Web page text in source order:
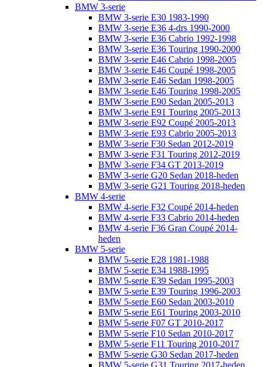
BMW 3-serie
BMW 3-serie E30 1983-1990
BMW 3-serie E36 4-drs 1990-2000
BMW 3-serie E36 Cabrio 1992-1998
BMW 3-serie E36 Touring 1990-2000
BMW 3-serie E46 Cabrio 1998-2005
BMW 3-serie E46 Coupé 1998-2005
BMW 3-serie E46 Sedan 1998-2005
BMW 3-serie E46 Touring 1998-2005
BMW 3-serie E90 Sedan 2005-2013
BMW 3-serie E91 Touring 2005-2013
BMW 3-serie E92 Coupé 2005-2013
BMW 3-serie E93 Cabrio 2005-2013
BMW 3-serie F30 Sedan 2012-2019
BMW 3-serie F31 Touring 2012-2019
BMW 3-serie F34 GT 2013-2019
BMW 3-serie G20 Sedan 2018-heden
BMW 3-serie G21 Touring 2018-heden
BMW 4-serie
BMW 4-serie F32 Coupé 2014-heden
BMW 4-serie F33 Cabrio 2014-heden
BMW 4-serie F36 Gran Coupé 2014-
heden
BMW 5-serie
BMW 5-serie E28 1981-1988
BMW 5-serie E34 1988-1995
BMW 5-serie E39 Sedan 1995-2003
BMW 5-serie E39 Touring 1996-2003
BMW 5-serie E60 Sedan 2003-2010
BMW 5-serie E61 Touring 2003-2010
BMW 5-serie F07 GT 2010-2017
BMW 5-serie F10 Sedan 2010-2017
BMW 5-serie F11 Touring 2010-2017
BMW 5-serie G30 Sedan 2017-heden